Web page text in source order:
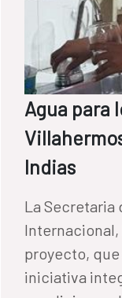
Agua para
Indias
La Secretaria
Internacional,
proyecto,
iniciativa